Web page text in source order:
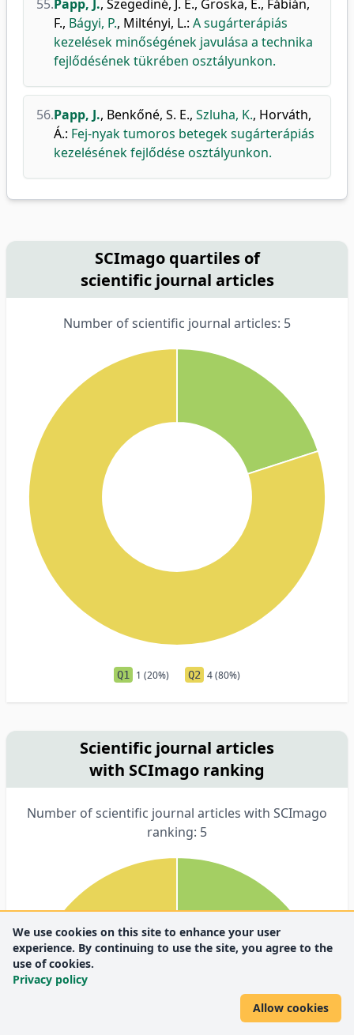
55.Papp, J., Szegediné, J. É., Groska, E., Fábián,
F., Bágyi, P., Miltényi, L.: A sugárterápiás
kezelések minőségének javulása a technika
fejlődésének tükrében osztályunkon.
56.Papp, J., Benkőné, S. E., Szluha, K., Horváth,
Á.: Fej-nyak tumoros betegek sugárterápiás
kezelésének fejlődése osztályunkon.
SCImago quartiles of
scientific journal articles
Number of scientific journal articles: 5
Q1 1 (20%) Q2 4 (80%)
Scientific journal articles
with SCImago ranking
Number of scientific journal articles with SCImago
ranking: 5
We use cookies on this site to enhance your user
experience. By continuing to use the site, you agree to the
use of cookies.
Privacy policy
Allow cookies